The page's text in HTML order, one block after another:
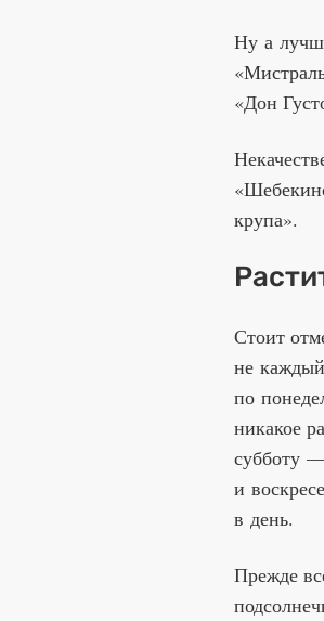
Ну а
«Дон
крупа».
Стоит
не каждый
по
никакое
субботу
и
в день.
Прежде